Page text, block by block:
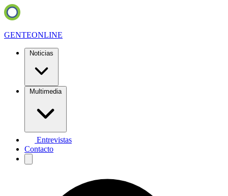
GENTEONLINE
Noticias
Multimedia
Entrevistas
Contacto